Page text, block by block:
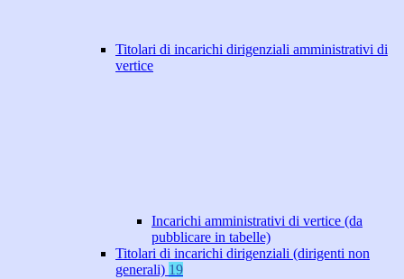
Titolari di incarichi dirigenziali amministrativi di
vertice
Incarichi amministrativi di vertice (da
pubblicare in tabelle)
Titolari di incarichi dirigenziali (dirigenti non
generali) 19